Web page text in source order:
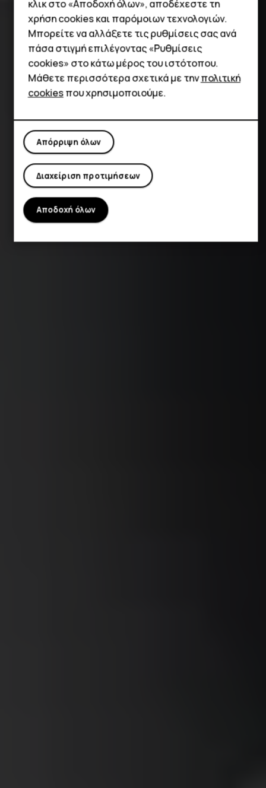
κλικ στο «Αποδοχή όλων», αποδέχεστε τη
χρήση cookies και παρόμοιων τεχνολογιών.
Μπορείτε να αλλάξετε τις ρυθμίσεις σας ανά
πάσα στιγμή επιλέγοντας «Ρυθμίσεις
cookies» στο κάτω μέρος του ιστότοπου.
Μάθετε περισσότερα σχετικά με τηνπολιτική
cookiesπου χρησιμοποιούμε.
Απόρριψη όλων
Διαχείριση προτιμήσεων
Αποδοχή όλων